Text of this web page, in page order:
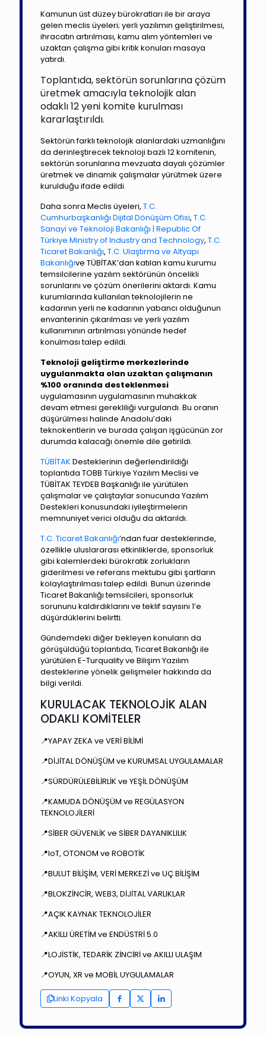
Kamunun üst düzey bürokratları ile bir araya
gelen meclis üyeleri; yerli yazılımın geliştirilmesi,
ihracatın artırılması, kamu alım yöntemleri ve
uzaktan çalışma gibi kritik konuları masaya
yatırdı.
Toplantıda, sektörün sorunlarına çözüm
üretmek amacıyla teknolojik alan
odaklı 12 yeni komite kurulması
kararlaştırıldı.
Sektörün farklı teknolojik alanlardaki uzmanlığını
da derinleştirecek teknoloji bazlı 12 komitenin,
sektörün sorunlarına mevzuata dayalı çözümler
üretmek ve dinamik çalışmalar yürütmek üzere
kurulduğu ifade edildi.
Daha sonra Meclis üyeleri, T.C.
Cumhurbaşkanlığı Dijital Dönüşüm Ofisi, T.C.
Sanayi ve Teknoloji Bakanlığı | Republic Of
Türkiye Ministry of Industry and Technology, T.C.
Ticaret Bakanlığı, T.C. Ulaştırma ve Altyapı
Bakanlığıve TÜBİTAK’dan katılan kamu kurumu
temsilcilerine yazılım sektörünün öncelikli
sorunlarını ve çözüm önerilerini aktardı. Kamu
kurumlarında kullanılan teknolojilerin ne
kadarının yerli ne kadarının yabancı olduğunun
envanterinin çıkarılması ve yerli yazılım
kullanımının artırılması yönünde hedef
konulması talep edildi.
Teknoloji geliştirme merkezlerinde
uygulanmakta olan uzaktan çalışmanın
%100 oranında desteklenmesi
uygulamasının uygulamasının muhakkak
devam etmesi gerekliliği vurgulandı. Bu oranın
düşürülmesi halinde Anadolu’daki
teknokentlerin ve burada çalışan işgücünün zor
durumda kalacağı önemle dile getirildi.
TÜBİTAK Desteklerinin değerlendirildiği
toplantıda TOBB Türkiye Yazılım Meclisi ve
TÜBİTAK TEYDEB Başkanlığı ile yürütülen
çalışmalar ve çalıştaylar sonucunda Yazılım
Destekleri konusundaki iyileştirmelerin
memnuniyet verici olduğu da aktarıldı.
T.C. Ticaret Bakanlığı’ndan fuar desteklerinde,
özellikle uluslararası etkinliklerde, sponsorluk
gibi kalemlerdeki bürokratik zorlukların
giderilmesi ve referans mektubu gibi şartların
kolaylaştırılması talep edildi. Bunun üzerinde
Ticaret Bakanlığı temsilcileri, sponsorluk
sorununu kaldırdıklarını ve teklif sayısını 1’e
düşürdüklerini belirtti.
Gündemdeki diğer bekleyen konuların da
görüşüldüğü toplantıda, Ticaret Bakanlığı ile
yürütülen E-Turquality ve Bilişim Yazılım
desteklerine yönelik gelişmeler hakkında da
bilgi verildi.
KURULACAK TEKNOLOJİK ALAN
ODAKLI KOMİTELER
📍YAPAY ZEKA ve VERİ BİLİMİ
📍DİJİTAL DÖNÜŞÜM ve KURUMSAL UYGULAMALAR
📍SÜRDÜRÜLEBİLİRLİK ve YEŞİL DÖNÜŞÜM
📍KAMUDA DÖNÜŞÜM ve REGÜLASYON
TEKNOLOJİLERİ
📍SİBER GÜVENLİK ve SİBER DAYANIKLILIK
📍IoT, OTONOM ve ROBOTİK
📍BULUT BİLİŞİM, VERİ MERKEZİ ve UÇ BİLİŞİM
📍BLOKZİNCİR, WEB3, DİJİTAL VARLIKLAR
📍AÇIK KAYNAK TEKNOLOJİLER
📍AKILLI ÜRETİM ve ENDÜSTRİ 5.0
📍LOJİSTİK, TEDARİK ZİNCİRİ ve AKILLI ULAŞIM
📍OYUN, XR ve MOBİL UYGULAMALAR
Linki Kopyala